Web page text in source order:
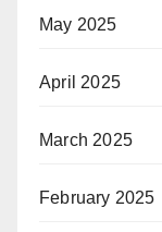
May 2025
April 2025
March 2025
February 2025